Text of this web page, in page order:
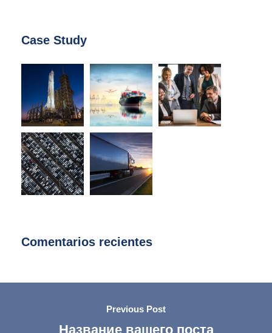
Case Study
Comentarios recientes
Previous Post
Название вашего поста